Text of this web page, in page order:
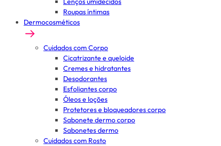
Roupas íntimas
Dermocosméticos
Cuidados com Corpo
Cicatrizante e queloide
Cremes e hidratantes
Desodorantes
Esfoliantes corpo
Óleos e loções
Protetores e bloqueadores corpo
Sabonete dermo corpo
Sabonetes dermo
Cuidados com Rosto